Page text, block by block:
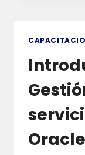
Y
V9
Oracle